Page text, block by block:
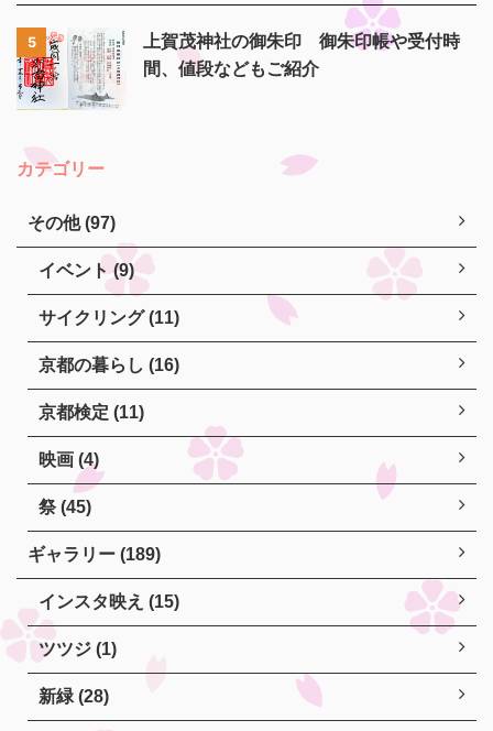
5
上賀茂神社の御朱印 御朱印帳や受付時
間、値段などもご紹介
カテゴリー
その他 (97)
イベント (9)
サイクリング (11)
京都の暮らし (16)
京都検定 (11)
映画 (4)
祭 (45)
ギャラリー (189)
インスタ映え (15)
ツツジ (1)
新緑 (28)